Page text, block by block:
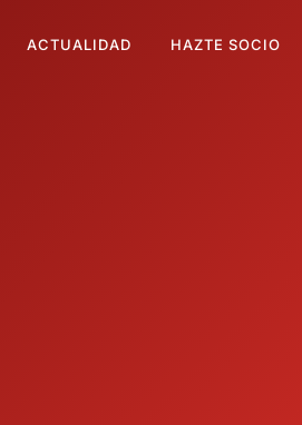
ACTUALIDAD HAZTE SOCIO